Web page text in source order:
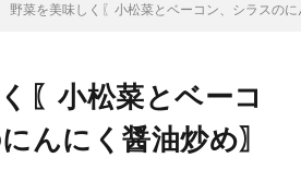
野菜を美味しく〖小松菜とベーコン、シラスの
〖小松菜とベーコ
んにく醤油炒め〗